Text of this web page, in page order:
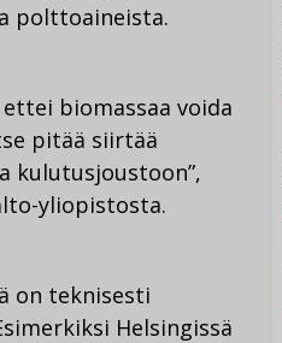
polttoaineista.
biomassaa voida
pitää siirtää
kulutusjoustoon”,
yliopistosta.
on teknisesti
Helsingissä